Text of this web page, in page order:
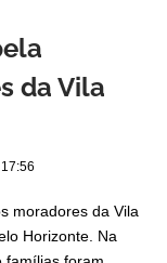
da Vila
moradores da Vila
Horizonte. Na